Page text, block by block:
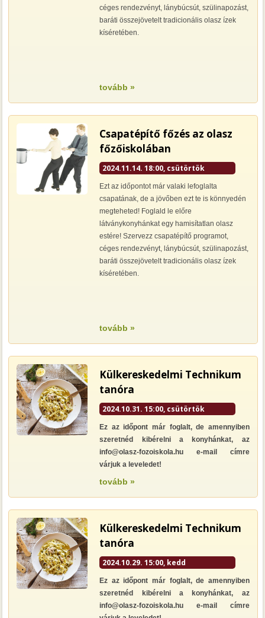
céges rendezvényt, lánybúcsút, szülinapozást,
baráti összejövetelt tradicionális olasz ízek
kíséretében.
tovább »
Csapatépítő főzés az olasz
főzőiskolában
2024.11.14. 18:00, csütörtök
Ezt az időpontot már valaki lefoglalta
csapatának, de a jövőben ezt te is könnyedén
megteheted! Foglald le előre
látványkonyhánkat egy hamisítatlan olasz
estére! Szervezz csapatépítő programot,
céges rendezvényt, lánybúcsút, szülinapozást,
baráti összejövetelt tradicionális olasz ízek
kíséretében.
tovább »
Külkereskedelmi Technikum
tanóra
2024.10.31. 15:00, csütörtök
Ez az időpont már foglalt, de amennyiben
szeretnéd kibérelni a konyhánkat, az
info@olasz-fozoiskola.hu e-mail címre
várjuk a leveledet!
tovább »
Külkereskedelmi Technikum
tanóra
2024.10.29. 15:00, kedd
Ez az időpont már foglalt, de amennyiben
szeretnéd kibérelni a konyhánkat, az
info@olasz-fozoiskola.hu e-mail címre